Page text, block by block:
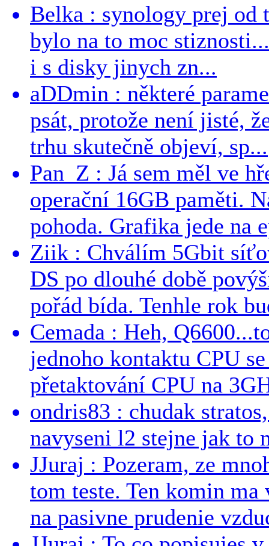
Belka : synology prej od
bylo na to moc
i s disky jinych zn...
aDDmin : některé
psát, protože není jisté,
trhu skutečně objeví, sp...
Pan_Z : Já sem měl ve
operační 16GB paměti.
pohoda. Grafika jede na
Ziik : Chválím 5Gbit
DS po dlouhé době
pořád bída. Tenhle rok
Cemada : Heh,
jednoho kontaktu CPU
přetaktování CPU na
ondris83 : chudak
navyseni l2 stejne jak to
JJuraj : Pozeram, ze
tom teste. Ten komin
na pasivne prudenie